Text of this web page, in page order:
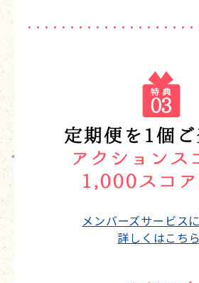
メンバーズサービス
詳しくはこちら